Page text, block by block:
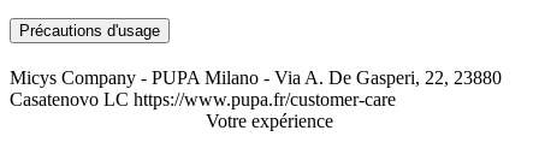
Précautions d'usage
Micys Company - PUPA Milano - Via A. De Gasperi, 22, 23880
Casatenovo LC https://www.pupa.fr/customer-care
Votre expérience